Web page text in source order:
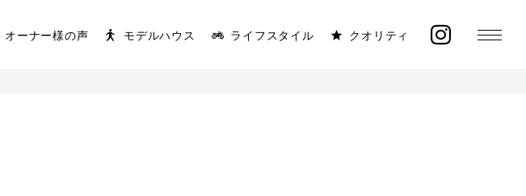
オーナー様の声 モデルハウス ライフスタイル クオリティ